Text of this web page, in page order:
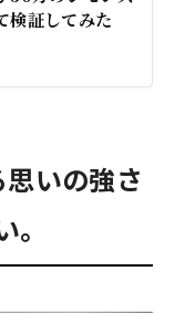
検証してみた
いの強さ